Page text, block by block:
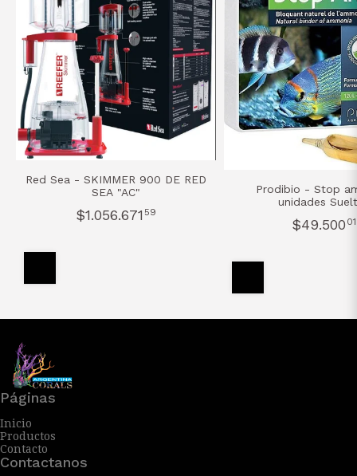
Red Sea - SKIMMER 900 DE RED
SEA "AC"
$1.056.671 59
Prodibio - Stop
unidades
$49.500 01
Páginas
Inicio
Productos
Contacto
Contactanos